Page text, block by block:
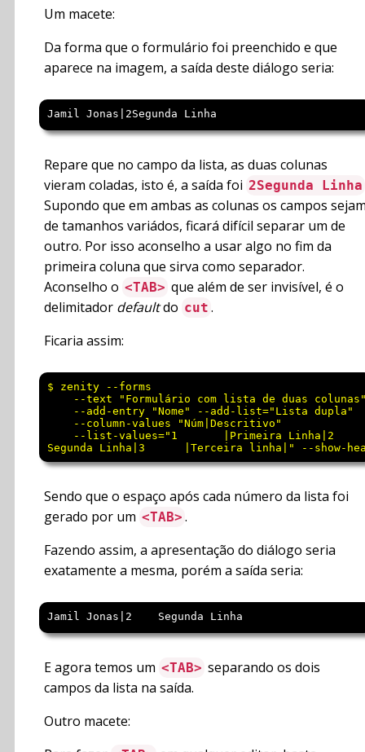
Um macete:
Da forma que o formulário foi preenchido e que
aparece na imagem, a saída deste diálogo seria:
Jamil Jonas|2Segunda Linha
Repare que no campo da lista, as duas colunas
vieram coladas, isto é, a saída foi 2Segunda Linha
Supondo que em ambas as colunas os campos
de tamanhos variádos, ficará difícil separar um de
outro. Por isso aconselho a usar algo no fim da
primeira coluna que sirva como separador.
Aconselho o <TAB> que além de ser invisível, é o
delimitador defaultdo cut .
Ficaria assim:
$ zenity --forms
--text "Formulário com lista de duas
--add-entry "Nome" --add-list="Lista dupla"
--column-values "Núm|Descritivo"
--list-values="1       |Primeira Linha|2
Sendo que o espaço após cada número da lista foi
gerado por um <TAB> .
Fazendo assim, a apresentação do diálogo seria
exatamente a mesma, porém a saída seria:
Jamil Jonas|2    Segunda Linha
E agora temos um <TAB> separando os dois
campos da lista na saída.
Outro macete: